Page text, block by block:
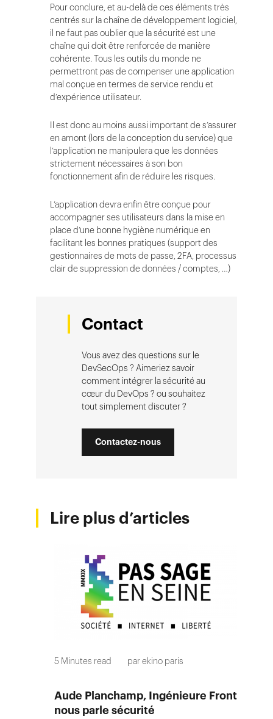
Pour conclure, et au-delà de ces éléments très
centrés sur la chaîne de développement logiciel,
il ne faut pas oublier que la sécurité est une
chaîne qui doit être renforcée de manière
cohérente. Tous les outils du monde ne
permettront pas de compenser une application
mal conçue en termes de service rendu et
d’expérience utilisateur.
Il est donc au moins aussi important de s’assurer
en amont (lors de la conception du service) que
l’application ne manipulera que les données
strictement nécessaires à son bon
fonctionnement afin de réduire les risques.
L’application devra enfin être conçue pour
accompagner ses utilisateurs dans la mise en
place d’une bonne hygiène numérique en
facilitant les bonnes pratiques (support des
gestionnaires de mots de passe, 2FA, processus
clair de suppression de données / comptes, …)
Contact
Vous avez des questions sur le
DevSecOps ? Aimeriez savoir
comment intégrer la sécurité au
cœur du DevOps ? ou souhaitez
tout simplement discuter ?
Contactez-nous
Lire plus d’articles
5 Minutes read parekino paris
Aude Planchamp, Ingénieure Front
nous parle sécurité